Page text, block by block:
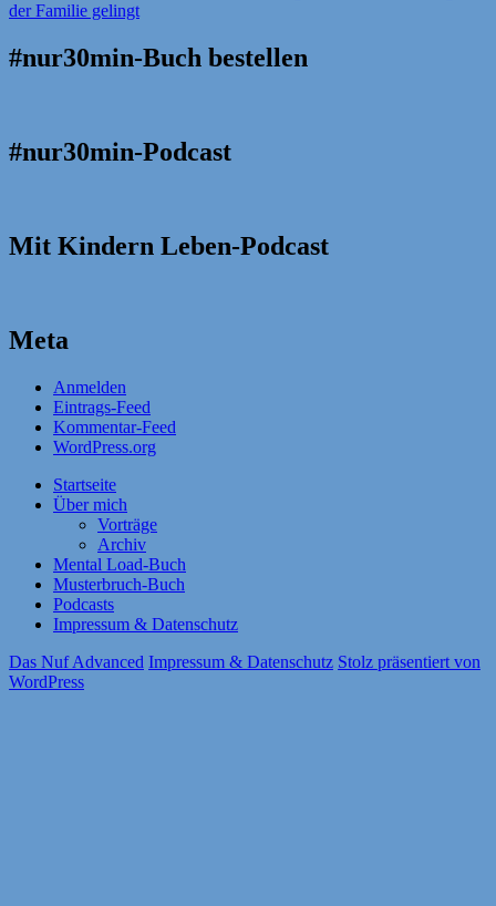
#nur30min-Buch bestellen
#nur30min-Podcast
Mit Kindern Leben-Podcast
Meta
Anmelden
Eintrags-Feed
Kommentar-Feed
WordPress.org
Startseite
Über mich
Vorträge
Archiv
Mental Load-Buch
Musterbruch-Buch
Podcasts
Impressum & Datenschutz
Das Nuf Advanced Impressum & Datenschutz Stolz präsentiert von
WordPress